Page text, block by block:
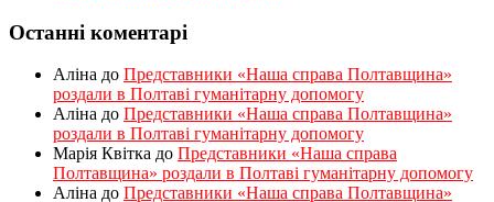
Останні коментарі
Аліна до Представники «Наша справа Полтавщина»
роздали в Полтаві гуманітарну допомогу
Аліна до Представники «Наша справа Полтавщина»
роздали в Полтаві гуманітарну допомогу
Марія Квітка до Представники «Наша справа
Полтавщина» роздали в Полтаві гуманітарну допомогу
Аліна до Представники «Наша справа Полтавщина»